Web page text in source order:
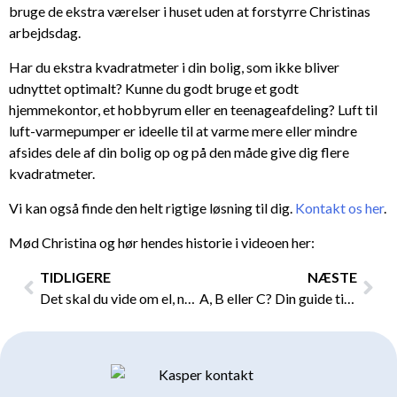
bruge de ekstra værelser i huset uden at forstyrre Christinas
arbejdsdag.
Har du ekstra kvadratmeter i din bolig, som ikke bliver
udnyttet optimalt? Kunne du godt bruge et godt
hjemmekontor, et hobbyrum eller en teenageafdeling? Luft til
luft-varmepumper er ideelle til at varme mere eller mindre
afsides dele af din bolig op og på den måde give dig flere
kvadratmeter.
Vi kan også finde den helt rigtige løsning til dig. Kontakt os her.
Mød Christina og hør hendes historie i videoen her:
Tidligere
TIDLIGERE
NÆSTE
A, B eller C? Din guide til energimærket